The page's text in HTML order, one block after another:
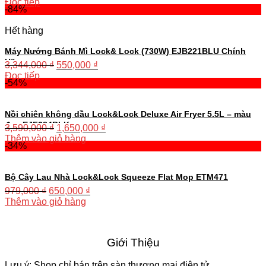
Đọc tiếp
-84%
Hết hàng
Máy Nướng Bánh Mì Lock& Lock (730W) EJB221BLU Chính
Hãng
3,344,000₫ 550,000 ₫
Đọc tiếp
-54%
Nồi chiên không dầu Lock&Lock Deluxe Air Fryer 5.5L – màu
đen EJF284BLK
3,590,000₫ 1,650,000 ₫
Thêm vào giỏ hàng
-34%
Bộ Cây Lau Nhà Lock&Lock Squeeze Flat Mop ETM471
979,000₫ 650,000 ₫
Thêm vào giỏ hàng
Giới Thiệu